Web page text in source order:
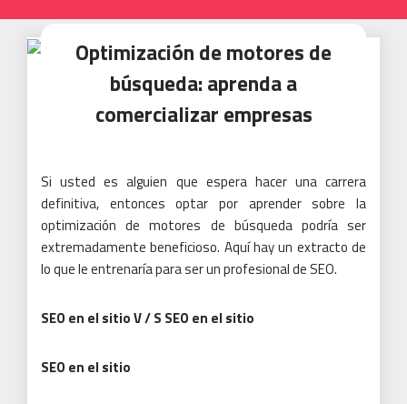
Optimización de motores de
búsqueda: aprenda a
comercializar empresas
Si usted es alguien que espera hacer una carrera
definitiva, entonces optar por aprender sobre la
optimización de motores de búsqueda podría ser
extremadamente beneficioso. Aquí hay un extracto de
lo que le entrenaría para ser un profesional de SEO.
SEO en el sitio V / S SEO en el sitio
SEO en el sitio